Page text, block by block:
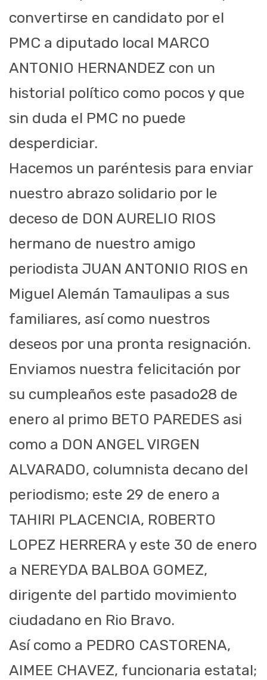
convertirse en candidato por el
PMC a diputado local MARCO
ANTONIO HERNANDEZ con un
historial político como pocos y que
sin duda el PMC no puede
desperdiciar.
Hacemos un paréntesis para enviar
nuestro abrazo solidario por le
deceso de DON AURELIO RIOS
hermano de nuestro amigo
periodista JUAN ANTONIO RIOS en
Miguel Alemán Tamaulipas a sus
familiares, así como nuestros
deseos por una pronta resignación.
Enviamos nuestra felicitación por
su cumpleaños este pasado28 de
enero al primo BETO PAREDES asi
como a DON ANGEL VIRGEN
ALVARADO, columnista decano del
periodismo; este 29 de enero a
TAHIRI PLACENCIA, ROBERTO
LOPEZ HERRERA y este 30 de enero
a NEREYDA BALBOA GOMEZ,
dirigente del partido movimiento
ciudadano en Rio Bravo.
Así como a PEDRO CASTORENA,
AIMEE CHAVEZ, funcionaria estatal;